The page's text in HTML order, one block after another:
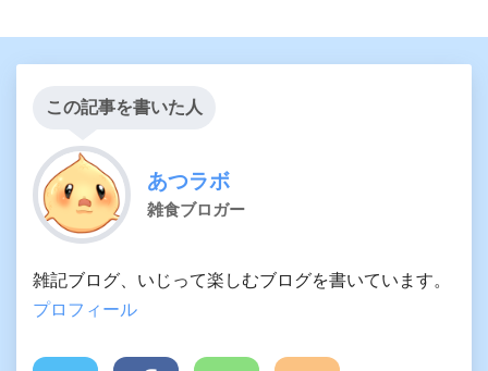
この記事を書いた人
あつラボ
雑食ブロガー
雑記ブログ、いじって楽しむブログを書いています。
プロフィール